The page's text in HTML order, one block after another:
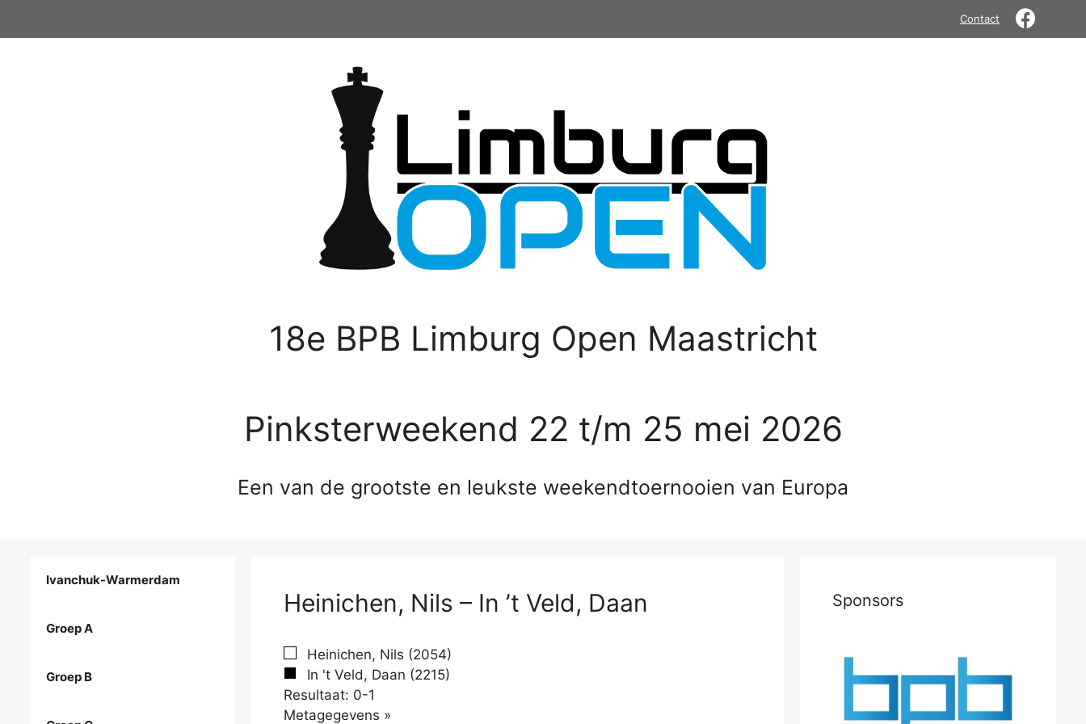
Contact
18e BPB Limburg Open Maastricht
Pinksterweekend 22 t/m 25 mei 2026
Een van de grootste en leukste weekendtoernooien van Europa
Heinichen, Nils – In ’t Veld, Daan
Heinichen, Nils (2054)
In 't Veld, Daan (2215)
Resultaat: 0-1
Metagegevens »
Ivanchuk-Warmerdam
Groep A
Groep B
Sponsors